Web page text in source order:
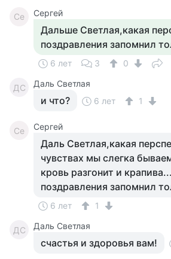
Се Сергей
Дальше Светлая,какая
поздравления запомнил
6 лет 3 0
ДС Даль Светлая
и что? 6 лет 1
Се Сергей
Даль Светлая,какая
чувствах мы слегка
кровь разгонит и
поздравления запомнил
6 лет 1
ДС Даль Светлая
счастья и здоровья вам!